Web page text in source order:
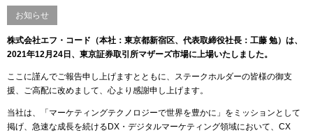
お知らせ
株式会社エフ・コード（本社：東京都新宿区、代表取締役社長：工藤 勉）は、
2021年12月24日、東京証券取引所マザーズ市場に上場いたしました。
ここに謹んでご報告申し上げますとともに、ステークホルダーの皆様の御支
援、ご高配に改めまして、心より感謝申し上げます。
当社は、「マーケティングテクノロジーで世界を豊かに」をミッションとして
掲げ、急速な成長を続けるDX・デジタルマーケティング領域において、CX